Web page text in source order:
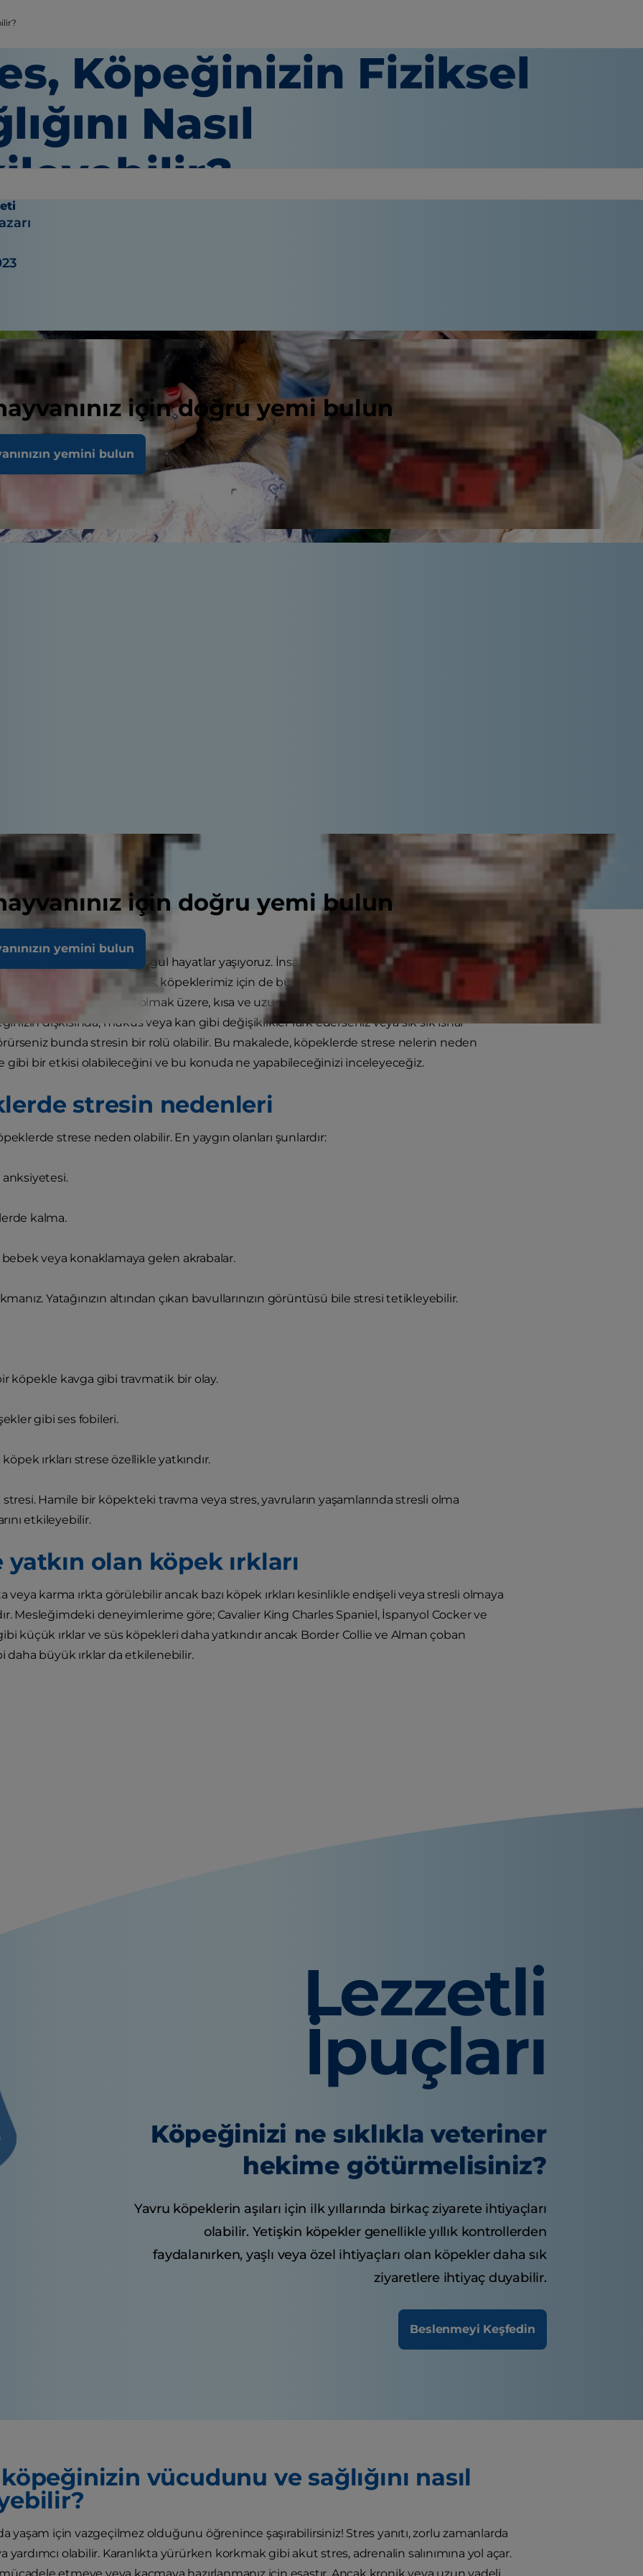
için doğru yemi bulun
yemini bulun
için doğru yemi bulun
yemini bulun
Köpeğinizin Fiziksel
Nasıl
giderek daha meşgul hayatlar yaşıyoruz. İnsanlar söz konusu olduğunda "stres"
fazla kullanılıyor ancak stres, köpeklerimiz için de büyük bir sorun olabilir. İshal ve kolit gibi
bozuklukları da dahil olmak üzere, kısa ve uzun vadede birçok sağlık sorununa yol
dışkısında, mukus veya kan gibi değişiklikler fark ederseniz veya sık sık ishal
bunda stresin bir rolü olabilir. Bu makalede, köpeklerde strese nelerin neden
gibi bir etkisi olabileceğini ve bu konuda ne yapabileceğinizi inceleyeceğiz.
stresin nedenleri
strese neden olabilir. En yaygın olanları şunlardır:
anksiyetesi.
kalma.
bebek veya konaklamaya gelen akrabalar.
Yatağınızın altından çıkan bavullarınızın görüntüsü bile stresi tetikleyebilir.
köpekle kavga gibi travmatik bir olay.
gibi ses fobileri.
köpek ırkları strese özellikle yatkındır.
Hamile bir köpekteki travma veya stres, yavruların yaşamlarında stresli olma
etkileyebilir.
yatkın olan köpek ırkları
veya karma ırkta görülebilir ancak bazı köpek ırkları kesinlikle endişeli veya stresli olmaya
Mesleğimdeki deneyimlerime göre; Cavalier King Charles Spaniel, İspanyol Cocker ve
küçük ırklar ve süs köpekleri daha yatkındır ancak Border Collie ve Alman çoban
daha büyük ırklar da etkilenebilir.
Lezzetli
İpuçları
Köpeğinizi ne sıklıkla veteriner
hekime götürmelisiniz?
Yavru köpeklerin aşıları için ilk yıllarında birkaç ziyarete ihtiyaçları
olabilir. Yetişkin köpekler genellikle yıllık kontrollerden
faydalanırken, yaşlı veya özel ihtiyaçları olan köpekler daha sık
ziyaretlere ihtiyaç duyabilir.
Beslenmeyi Keşfedin
vücudunu ve sağlığını nasıl
yaşam için vazgeçilmez olduğunu öğrenince şaşırabilirsiniz! Stres yanıtı, zorlu zamanlarda
yardımcı olabilir. Karanlıkta yürürken korkmak gibi akut stres, adrenalin salınımına yol açar.